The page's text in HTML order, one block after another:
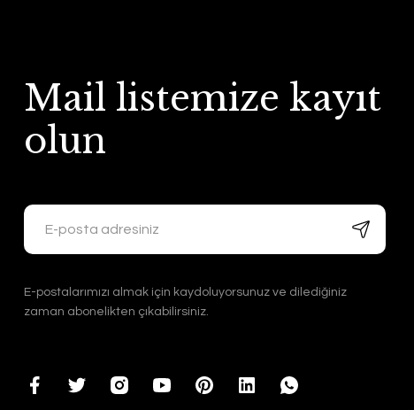
Mail listemize kayıt
olun
E-postalarımızı almak için kaydoluyorsunuz ve dilediğiniz
zaman abonelikten çıkabilirsiniz.